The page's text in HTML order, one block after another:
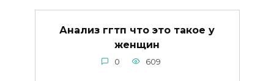
Анализ ггтп что это такое у
женщин
0 609